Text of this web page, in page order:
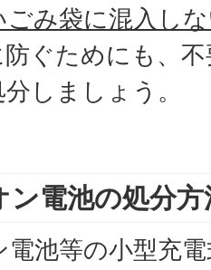
み袋に混入し
ぐためにも、
しましょう。
ン電池の処分
電池等の小型充